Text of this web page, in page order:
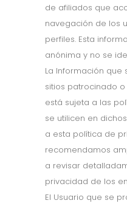
de afiliados que
navegación de los
perfiles. Esta
anónima y no se
La Información
sitios patrocinado
está sujeta a las
se utilicen en
a esta política de
recomendamos
a revisar
privacidad de los
El Usuario que se